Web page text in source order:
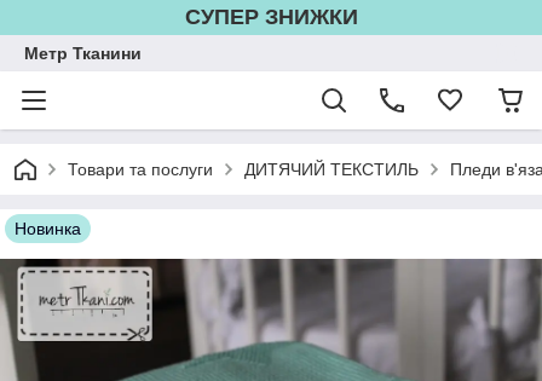
СУПЕР ЗНИЖКИ
Метр Тканини
Товари та послуги ДИТЯЧИЙ ТЕКСТИЛЬ Пледи
Новинка